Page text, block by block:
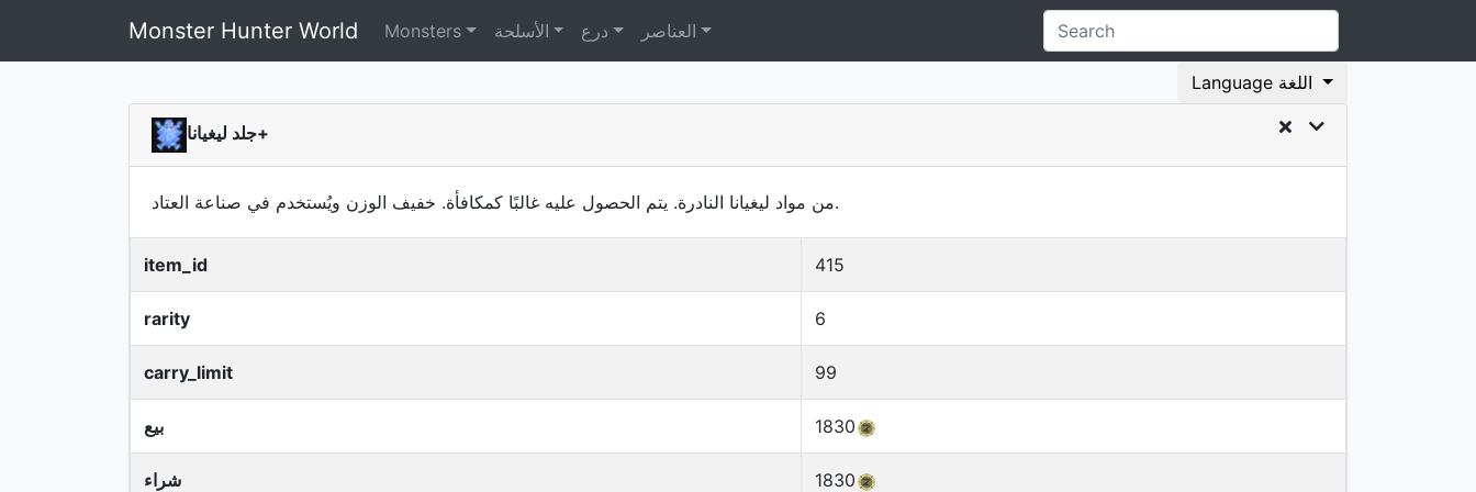
Monster Hunter World Monsters الأسلحة درع العناصر
جلد ليغيانا+
من مواد ليغيانا النادرة. يتم الحصول عليه غالبًا كمكافأة. خفيف الوزن ويُستخدم في صناعة العتاد.
item_id 415
rarity 6
carry_limit 99
بيع 1830
شراء 1830